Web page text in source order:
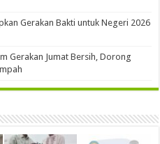
Gerakan Bakti untuk Negeri 2026
Gerakan Jumat Bersih, Dorong